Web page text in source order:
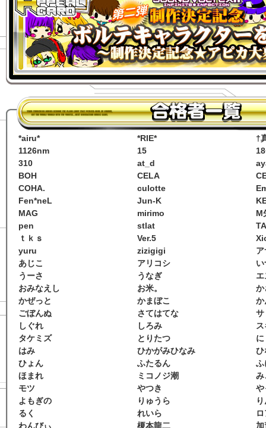
*airu* *RIE*
†
1126nm
15
310
at_d
BOH
CELA
COHA.
culotte
Fen*neL
Jun-K
MAG
mirimo
M
pen
stlat
ｔｋｓ
Ver.5
yuru
zizigigi
あじこ
アリコシ
うーさ
うなぎ
おみなえし
お米。
か
かぜっと
かまぼこ
か
ごぼんぬ
さてはてな
サ
しぐれ
しろみ
タケミズ
とりたつ
はみ
ひかがみひなみ
ひ
ひょん
ふたるん
ふ
ほまれ
ミコノジ潮
み
モツ
やつき
や
よもぎの
りゅうら
るく
れいら
わんびぃ
榎本龍二